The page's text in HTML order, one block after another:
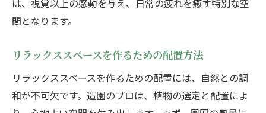
は、視覚以上の感動を与え、日常の疲れを癒す特別な空
間となります。
リラックススペースを作るための配置方法
リラックススペースを作るための配置には、自然との調
和が不可欠です。造園のプロは、植物の選定と配置によ